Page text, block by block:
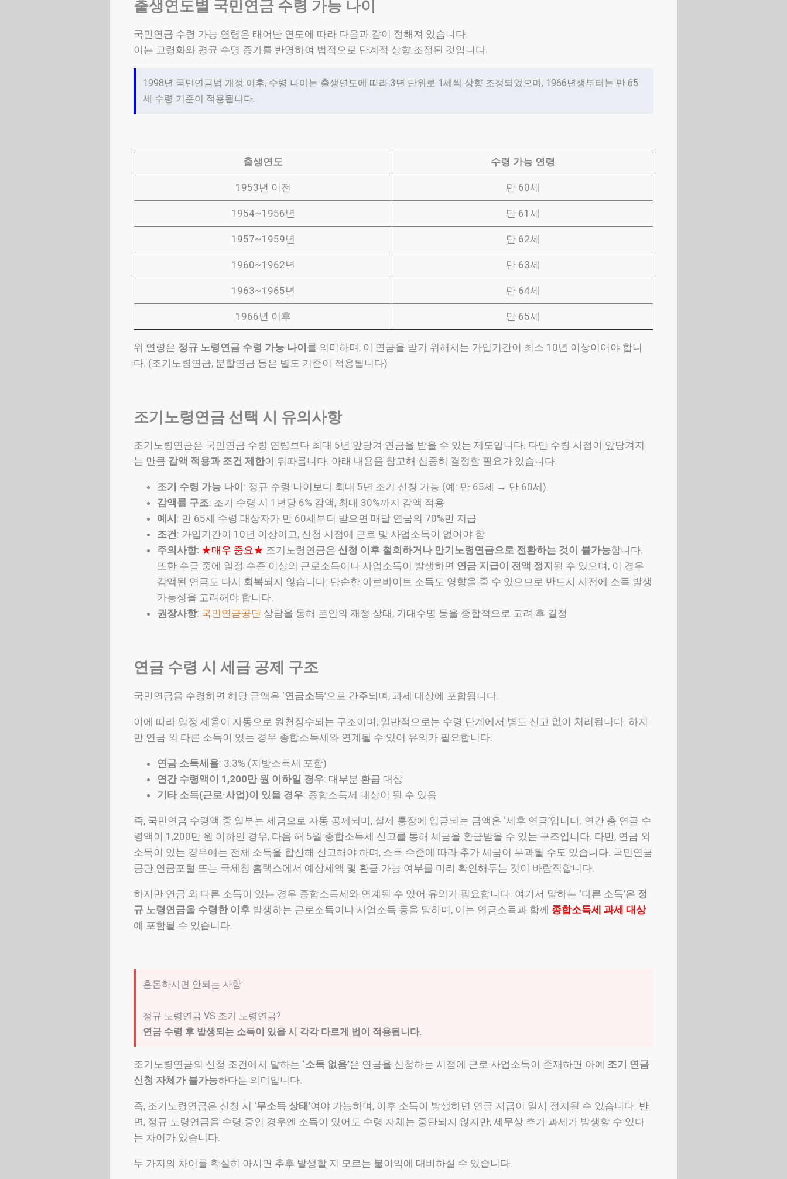
출생연도별 국민연금 수령 가능 나이
국민연금 수령 가능 연령은 태어난 연도에 따라 다음과 같이 정해져 있습니다.
이는 고령화와 평균 수명 증가를 반영하여 법적으로 단계적 상향 조정된 것입니다.
1998년 국민연금법 개정 이후, 수령 나이는 출생연도에 따라 3년 단위로 1세씩 상향 조정되었으며, 1966년생부터는 만 65
세 수령 기준이 적용됩니다.
출생연도 수령 가능 연령
1953년 이전 만 60세
1954~1956년 만 61세
1957~1959년 만 62세
1960~1962년 만 63세
1963~1965년 만 64세
1966년 이후 만 65세
위 연령은 정규 노령연금 수령 가능 나이를 의미하며, 이 연금을 받기 위해서는 가입기간이 최소 10년 이상이어야 합니
다. (조기노령연금, 분할연금 등은 별도 기준이 적용됩니다)
조기노령연금 선택 시 유의사항
조기노령연금은 국민연금 수령 연령보다 최대 5년 앞당겨 연금을 받을 수 있는 제도입니다. 다만 수령 시점이 앞당겨지
는 만큼 감액 적용과 조건 제한이 뒤따릅니다. 아래 내용을 참고해 신중히 결정할 필요가 있습니다.
조기 수령 가능 나이 : 정규 수령 나이보다 최대 5년 조기 신청 가능 (예: 만 65세 → 만 60세)
감액률 구조: 조기 수령 시 1년당 6% 감액, 최대 30%까지 감액 적용
예시 : 만 65세 수령 대상자가 만 60세부터 받으면 매달 연금의 70%만 지급
조건: 가입기간이 10년 이상이고, 신청 시점에 근로 및 사업소득이 없어야 함
주의사항: ★매우 중요★ 조기노령연금은 신청 이후 철회하거나 만기노령연금으로 전환하는 것이 불가능합니다.
또한 수급 중에 일정 수준 이상의 근로소득이나 사업소득이 발생하면 연금 지급이 전액 정지 될 수 있으며, 이 경우
감액된 연금도 다시 회복되지 않습니다. 단순한 아르바이트 소득도 영향을 줄 수 있으므로 반드시 사전에 소득 발생
가능성을 고려해야 합니다.
권장사항: 국민연금공단 상담을 통해 본인의 재정 상태, 기대수명 등을 종합적으로 고려 후 결정
연금 수령 시 세금 공제 구조
국민연금을 수령하면 해당 금액은 ‘연금소득’으로 간주되며, 과세 대상에 포함됩니다.
이에 따라 일정 세율이 자동으로 원천징수되는 구조이며, 일반적으로는 수령 단계에서 별도 신고 없이 처리됩니다. 하지
만 연금 외 다른 소득이 있는 경우 종합소득세와 연계될 수 있어 유의가 필요합니다.
연금 소득세율: 3.3% (지방소득세 포함)
연간 수령액이 1,200만 원 이하일 경우: 대부분 환급 대상
기타 소득(근로·사업)이 있을 경우: 종합소득세 대상이 될 수 있음
즉, 국민연금 수령액 중 일부는 세금으로 자동 공제되며, 실제 통장에 입금되는 금액은 ‘세후 연금’입니다. 연간 총 연금 수
령액이 1,200만 원 이하인 경우, 다음 해 5월 종합소득세 신고를 통해 세금을 환급받을 수 있는 구조입니다. 다만, 연금 외
소득이 있는 경우에는 전체 소득을 합산해 신고해야 하며, 소득 수준에 따라 추가 세금이 부과될 수도 있습니다. 국민연금
공단 연금포털 또는 국세청 홈택스에서 예상세액 및 환급 가능 여부를 미리 확인해두는 것이 바람직합니다.
하지만 연금 외 다른 소득이 있는 경우 종합소득세와 연계될 수 있어 유의가 필요합니다. 여기서 말하는 ‘다른 소득’은 정
규 노령연금을 수령한 이후 발생하는 근로소득이나 사업소득 등을 말하며, 이는 연금소득과 함께 종합소득세 과세 대상
에 포함될 수 있습니다.
혼돈하시면 안되는 사항:
정규 노령연금 VS 조기 노령연금?
연금 수령 후 발생되는 소득이 있을 시 각각 다르게 법이 적용됩니다.
조기노령연금의 신청 조건에서 말하는 ‘소득 없음’은 연금을 신청하는 시점에 근로·사업소득이 존재하면 아예 조기 연금
신청 자체가 불가능하다는 의미입니다.
즉, 조기노령연금은 신청 시 ‘무소득 상태’여야 가능하며, 이후 소득이 발생하면 연금 지급이 일시 정지될 수 있습니다. 반
면, 정규 노령연금을 수령 중인 경우엔 소득이 있어도 수령 자체는 중단되지 않지만, 세무상 추가 과세가 발생할 수 있다
는 차이가 있습니다.
두 가지의 차이를 확실히 아시면 추후 발생할 지 모르는 불이익에 대비하실 수 있습니다.